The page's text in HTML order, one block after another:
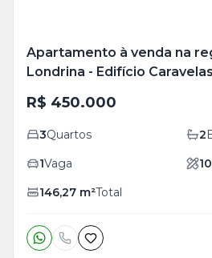
Apartamento à venda na
Londrina - Edifício Caravelas
R$ 450.000
3Quartos 2
1Vaga
146,27 m²Total